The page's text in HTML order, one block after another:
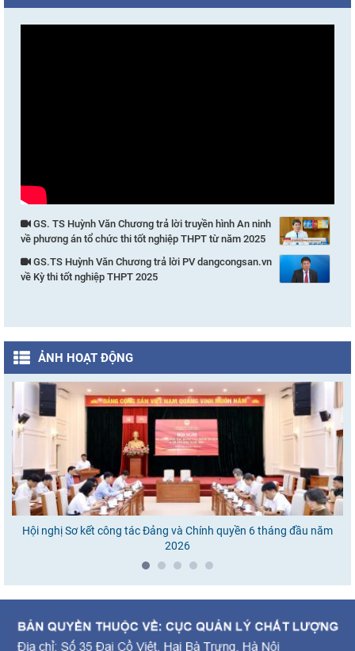
GS. TS Huỳnh Văn Chương trả lời truyền hình An ninh
về phương án tổ chức thi tốt nghiệp THPT từ năm 2025
GS.TS Huỳnh Văn Chương trả lời PV dangcongsan.vn
về Kỳ thi tốt nghiệp THPT 2025
ẢNH HOẠT ĐỘNG
Hội nghị Sơ kết công tác Đảng và Chính quyền 6 tháng đầu năm
2026